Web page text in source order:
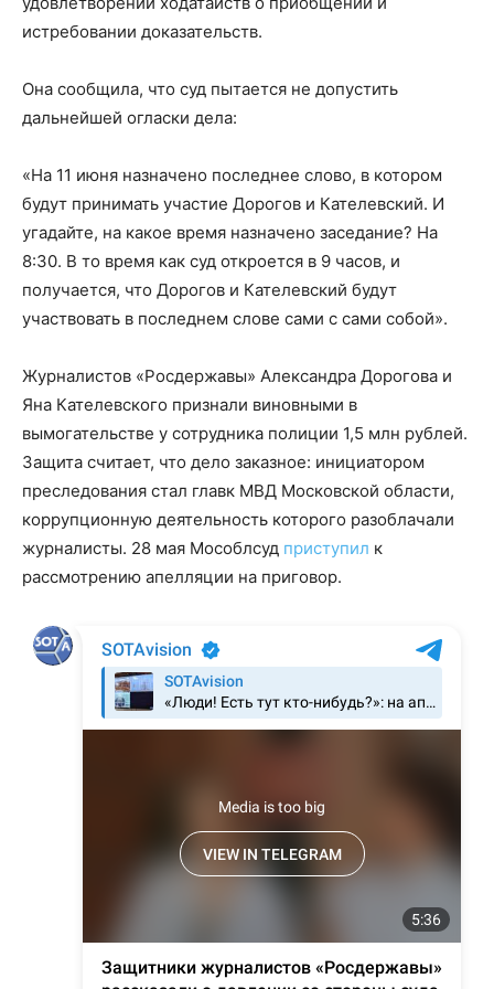
истребовании доказательств.
Она сообщила, что суд пытается не допустить
дальнейшей огласки дела:
«На 11 июня назначено последнее слово, в котором
будут принимать участие Дорогов и Кателевский. И
угадайте, на какое время назначено заседание? На
8:30. В то время как суд откроется в 9 часов, и
получается, что Дорогов и Кателевский будут
участвовать в последнем слове сами с сами собой».
Журналистов «Росдержавы» Александра Дорогова и
Яна Кателевского признали виновными в
вымогательстве у сотрудника полиции 1,5 млн рублей.
Защита считает, что дело заказное: инициатором
преследования стал главк МВД Московской области,
коррупционную деятельность которого разоблачали
журналисты. 28 мая Мособлсуд приступил к
рассмотрению апелляции на приговор.